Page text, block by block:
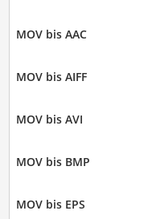
MOV bis AAC
MOV bis AIFF
MOV bis AVI
MOV bis BMP
MOV bis EPS